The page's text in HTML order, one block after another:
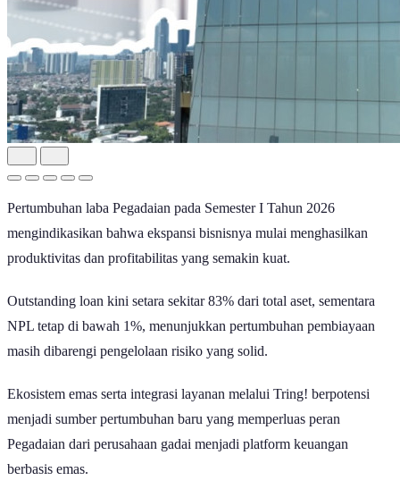
Pertumbuhan laba Pegadaian pada Semester I Tahun 2026
mengindikasikan bahwa ekspansi bisnisnya mulai menghasilkan
produktivitas dan profitabilitas yang semakin kuat.
Outstanding loan kini setara sekitar 83% dari total aset, sementara
NPL tetap di bawah 1%, menunjukkan pertumbuhan pembiayaan
masih dibarengi pengelolaan risiko yang solid.
Ekosistem emas serta integrasi layanan melalui Tring! berpotensi
menjadi sumber pertumbuhan baru yang memperluas peran
Pegadaian dari perusahaan gadai menjadi platform keuangan
berbasis emas.